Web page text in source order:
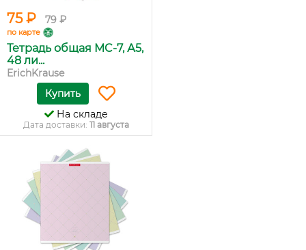
75 ₽ 79 ₽
по карте
Тетрадь общая MC-7, А5,
48 ли...
ErichKrause
Купить
На складе
Дата доставки: 11 августа